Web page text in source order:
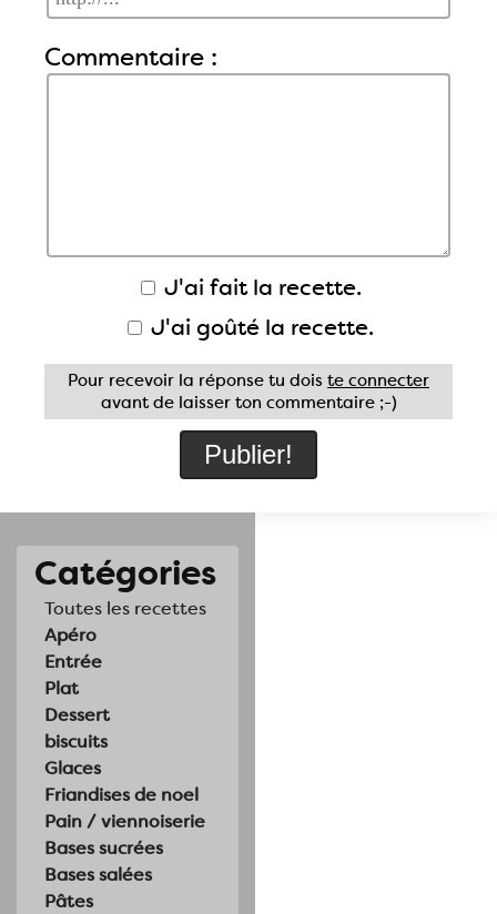
Catégories
Toutes les recettes
Apéro
Entrée
Plat
Dessert
biscuits
Glaces
Friandises de noel
Pain / viennoiserie
Bases sucrées
Bases salées
Pâtes
Commentaire :
J'ai fait la recette.
J'ai goûté la recette.
Pour recevoir la réponse tu dois te connecter
avant de laisser ton commentaire ;-)